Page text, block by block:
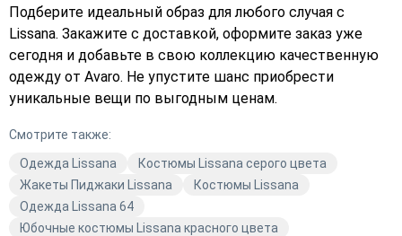
Подберите идеальный образ для любого случая с
Lissana. Закажите с доставкой, оформите заказ уже
сегодня и добавьте в свою коллекцию качественную
одежду от Avaro. Не упустите шанс приобрести
уникальные вещи по выгодным ценам.
Смотрите также:
Одежда Lissana
Костюмы Lissana серого цвета
Жакеты Пиджаки Lissana
Костюмы Lissana
Одежда Lissana 64
Юбочные костюмы Lissana красного цвета